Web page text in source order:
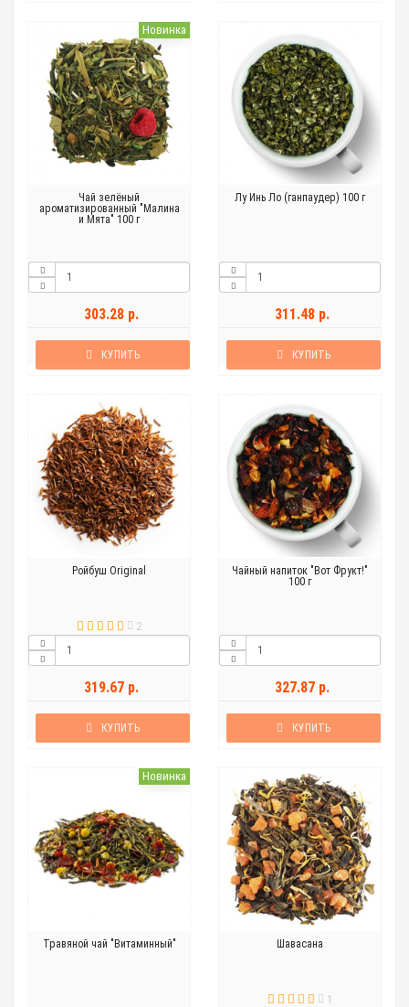
Новинка
Чай зелёный
ароматизированный "Малина
и Мята" 100 г
303.28 р.
КУПИТЬ
Лу Инь Ло (ганпаудер) 100 г
311.48 р.
КУПИТЬ
Ройбуш Original
2
319.67 р.
КУПИТЬ
Чайный напиток "Вот Фрукт!"
100 г
327.87 р.
КУПИТЬ
Новинка
Травяной чай "Витаминный" Шавасана
1